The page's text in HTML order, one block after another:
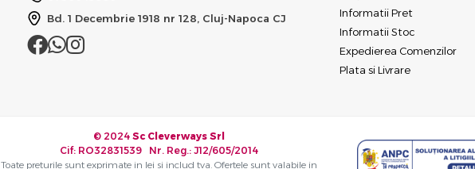
Bd. 1 Decembrie 1918 nr 128, Cluj-Napoca CJ
Informatii Pret
Informatii Stoc
Expedierea Comenzilor
Plata si Livrare
© 2024Sc Cleverways Srl
Cif: RO32831539 Nr. Reg.: J12/605/2014
Toate preturile sunt exprimate in lei si includ tva. Ofertele sunt valabile in